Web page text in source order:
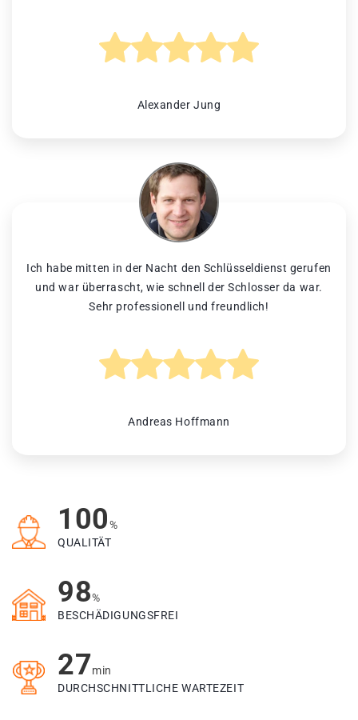
Alexander Jung
Ich habe mitten in der Nacht den Schlüsseldienst gerufen
und war überrascht, wie schnell der Schlosser da war.
Sehr professionell und freundlich!
Andreas Hoffmann
100%
QUALITÄT
98%
BESCHÄDIGUNGSFREI
27min
DURCHSCHNITTLICHE WARTEZEIT